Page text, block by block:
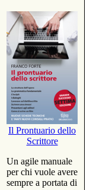
Il Prontuario dello
Scrittore
Un agile manuale
per chi vuole avere
sempre a portata di